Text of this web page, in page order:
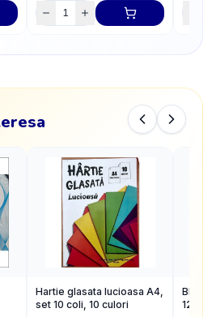
Hartie glasata lucioasa A4,
set 10 coli, 10 culori
Bloc
120g/